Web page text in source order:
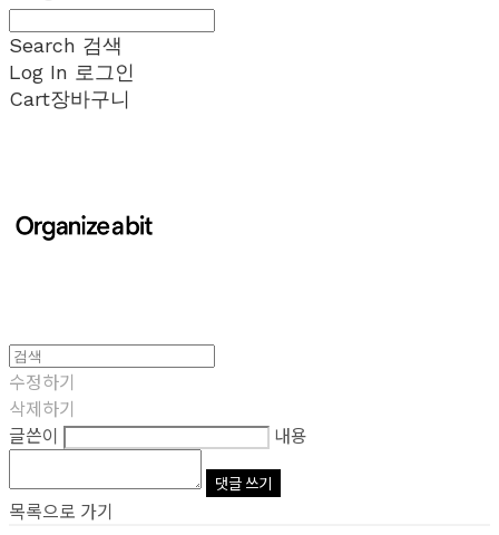
Search 검색
Log In 로그인
Cart장바구니
수정하기
삭제하기
글쓴이
내용
댓글 쓰기
목록으로 가기